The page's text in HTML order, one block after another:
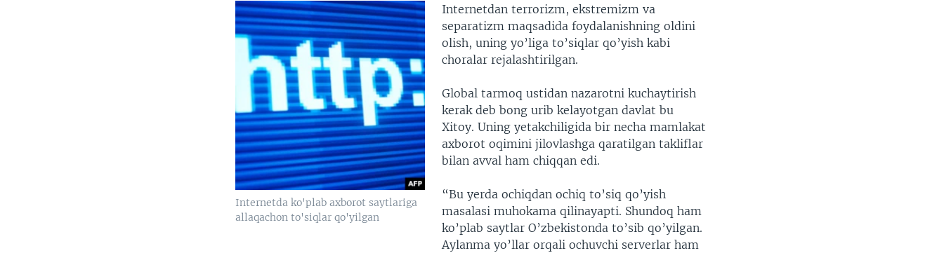
Internetda ko'plab axborot saytlariga
allaqachon to'siqlar qo'yilgan
Internetdan terrorizm, ekstremizm va
separatizm maqsadida foydalanishning oldini
olish, uning yo’liga to’siqlar qo’yish kabi
choralar rejalashtirilgan.
Global tarmoq ustidan nazarotni kuchaytirish
kerak deb bong urib kelayotgan davlat bu
Xitoy. Uning yetakchiligida bir necha mamlakat
axborot oqimini jilovlashga qaratilgan takliflar
bilan avval ham chiqqan edi.
“Bu yerda ochiqdan ochiq to’siq qo’yish
masalasi muhokama qilinayapti. Shundoq ham
ko’plab saytlar O’zbekistonda to’sib qo’yilgan.
Aylanma yo’llar orqali ochuvchi serverlar ham